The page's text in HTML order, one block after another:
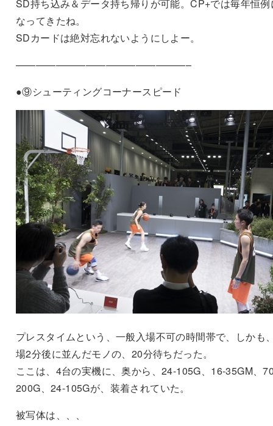
SD持ち込み＆データ持ち帰りが可能。CP+では毎年恒例
なってきたね。
SDカードは絶対忘れないようにしよー。
—————————————————–
●⑨シューティングコーナースピード
プレスタイムという、一般入場不可の時間帯で、しかも
場2分後に並んだモノの、20分待ちだった。
ここは、4台の実機に、奥から、24-105G、16-35GM、
200G、24-105Gが、装着されていた。
被写体は、、、